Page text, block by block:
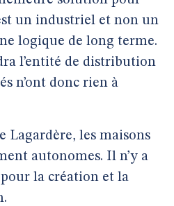
un industriel et non un
logique de long terme.
l’entité de distribution
n’ont donc rien à
Lagardère, les maisons
autonomes. Il n’y a
la création et la